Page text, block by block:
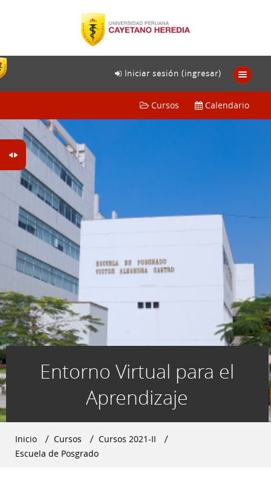
Iniciar sesión (ingresar)
Cursos Calendario
Entorno Virtual para el
Aprendizaje
Inicio → Cursos → Cursos 2021-II
→
Escuela de Posgrado